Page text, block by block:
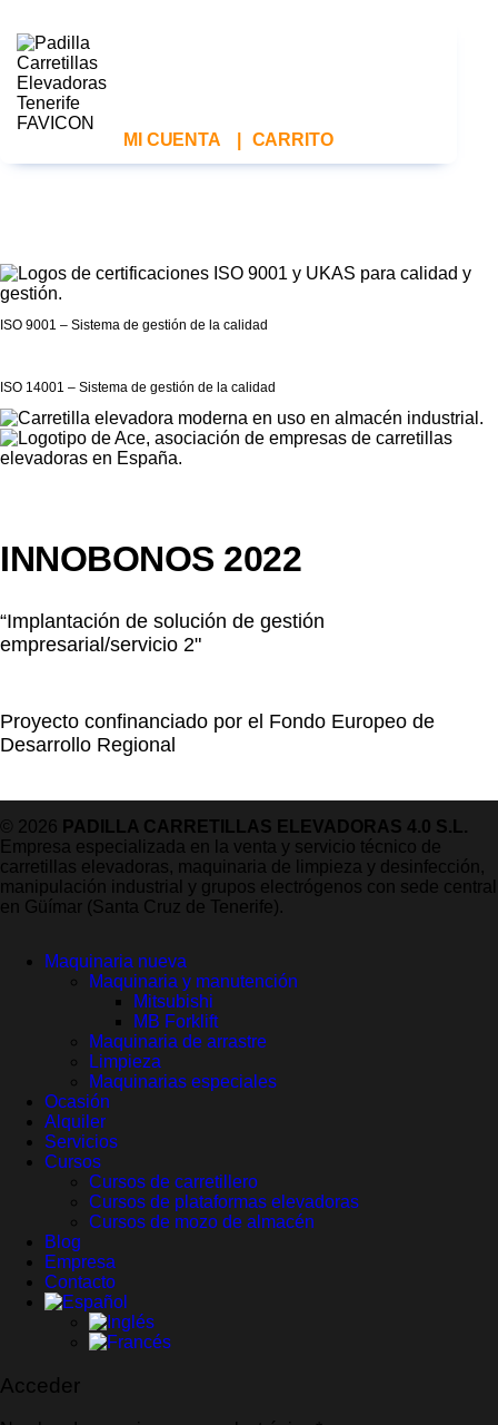
MI CUENTA CARRITO
ISO 9001 – Sistema de gestión de la calidad
ISO 14001 – Sistema de gestión de la calidad
INNOBONOS 2022
“Implantación de solución de gestión
empresarial/servicio 2"
Proyecto confinanciado por el Fondo Europeo de
Desarrollo Regional
© 2026 PADILLA CARRETILLAS ELEVADORAS 4.0 S.L.
Empresa especializada en la venta y servicio técnico de
carretillas elevadoras, maquinaria de limpieza y desinfección,
manipulación industrial y grupos electrógenos con sede central
en Güímar (Santa Cruz de Tenerife).
Maquinaria nueva
Maquinaria y manutención
Mitsubishi
MB Forklift
Maquinaria de arrastre
Limpieza
Maquinarias especiales
Ocasión
Alquiler
Servicios
Cursos
Cursos de carretillero
Cursos de plataformas elevadoras
Cursos de mozo de almacén
Blog
Empresa
Contacto
Acceder